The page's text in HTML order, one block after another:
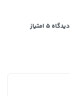
با ثبت دیدگاه 5 امتیاز